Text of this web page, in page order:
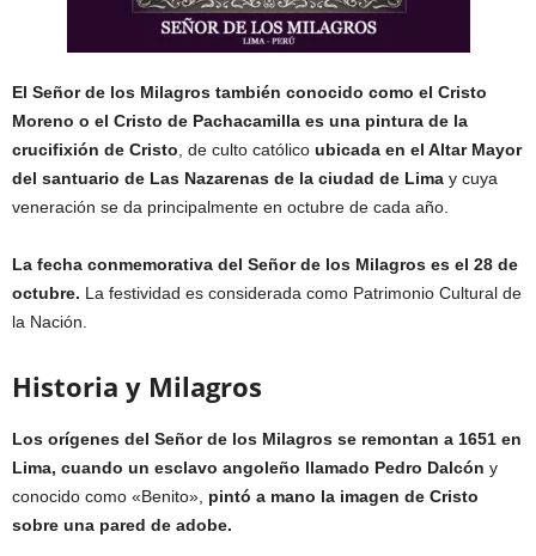
El Señor de los Milagros también conocido como el Cristo
Moreno o el Cristo de Pachacamilla es una pintura de la
crucifixión de Cristo , de culto católico ubicada en el Altar Mayor
del santuario de Las Nazarenas de la ciudad de Lima y cuya
veneración se da principalmente en octubre de cada año.
La fecha conmemorativa del Señor de los Milagros es el 28 de
octubre. La festividad es considerada como Patrimonio Cultural de
la Nación.
Historia y Milagros
Los orígenes del Señor de los Milagros se remontan a 1651 en
Lima, cuando un esclavo angoleño llamado Pedro Dalcón y
conocido como «Benito», pintó a mano la imagen de Cristo
sobre una pared de adobe.